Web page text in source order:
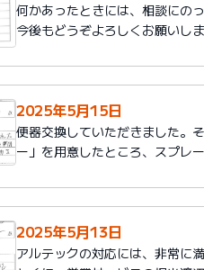
何かあったときには、相談にの
今後もどうぞよろしくお願いしま
2025年5月15日
便器交換していただきました。
ー」を用意したところ、スプレ
2025年5月13日
アルテックの対応には、非常に